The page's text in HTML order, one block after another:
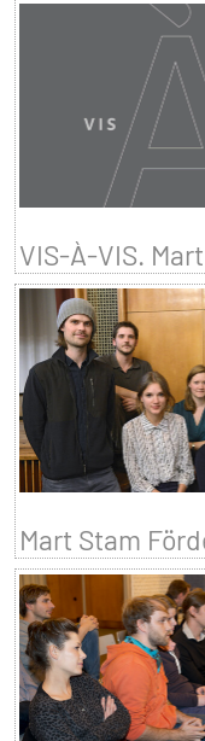
VIS-À-VIS.
Mart Stam